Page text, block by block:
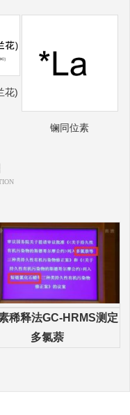
花)
镧同位素
稀释法GC-HRMS测定
多氯萘